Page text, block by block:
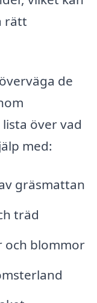
rätt
de
över vad
med:
gräsmattan
träd
och blommor